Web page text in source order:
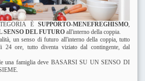
È SUPPORTO-MENEFREGHISMO,
SENSO DEL FUTURO all'interno della coppia.
un senso di futuro all'interno della coppia, tutto
24 ore, tutto diventa viziato dal contingente, dal
una famiglia deve BASARSI SU UN SENSO DI